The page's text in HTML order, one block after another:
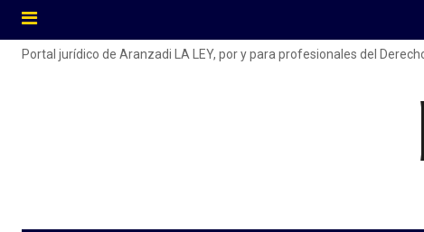
Portal jurídico de Aranzadi LA LEY, por y para profesionales del